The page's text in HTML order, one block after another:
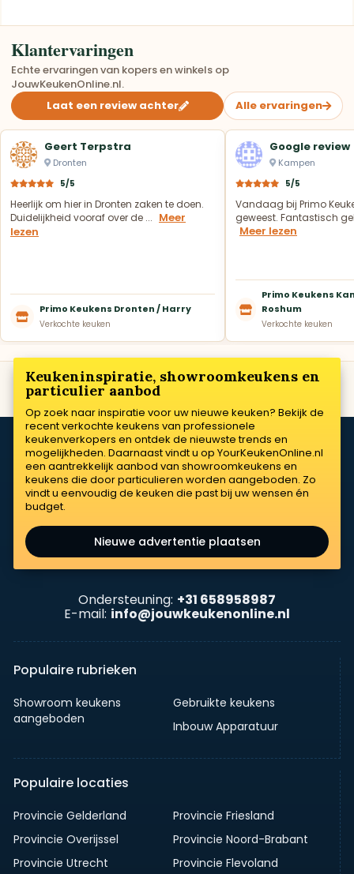
Klantervaringen
Echte ervaringen van kopers en winkels op
JouwKeukenOnline.nl.
Laat een review achter
Alle ervaringen
Geert Terpstra
Dronten
5/5
Heerlijk om hier in Dronten zaken te doen.
Duidelijkheid vooraf over de ... Meer
lezen
Primo Keukens Dronten / Harry
Verkochte keuken
Google review
Kampen
5/5
Vandaag bij Primo
geweest. Fantastisch
Meer lezen
Primo Keukens
Roshum
Verkochte keuken
Keukeninspiratie, showroomkeukens en
particulier aanbod
Op zoek naar inspiratie voor uw nieuwe keuken? Bekijk de
recent verkochte keukens van professionele
keukenverkopers en ontdek de nieuwste trends en
mogelijkheden. Daarnaast vindt u op YourKeukenOnline.nl
een aantrekkelijk aanbod van showroomkeukens en
keukens die door particulieren worden aangeboden. Zo
vindt u eenvoudig de keuken die past bij uw wensen én
budget.
Nieuwe advertentie plaatsen
Ondersteuning: +31 658958987
E-mail: info@jouwkeukenonline.nl
Populaire rubrieken
Showroom keukens
aangeboden
Gebruikte keukens
Inbouw Apparatuur
Populaire locaties
Provincie Gelderland
Provincie Friesland
Provincie Overijssel
Provincie Noord-Brabant
Provincie Utrecht
Provincie Flevoland